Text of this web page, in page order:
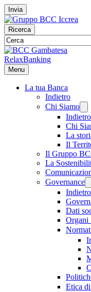
Invia
Ricerca
RelaxBanking
Menu
La tua Banca
Indietro
Chi Siamo
Indietro
Chi
La
Il
Il Gruppo
La
Governance
Indietro
Dati
Organi
Etica